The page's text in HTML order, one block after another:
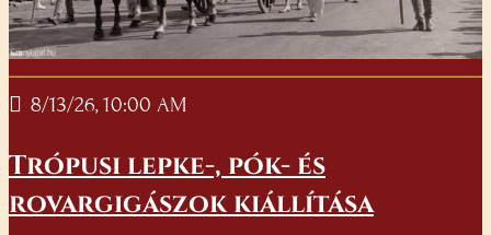
8/13/26, 10:00 AM
Trópusi lepke-, pók- és
rovargigászok kiállítása